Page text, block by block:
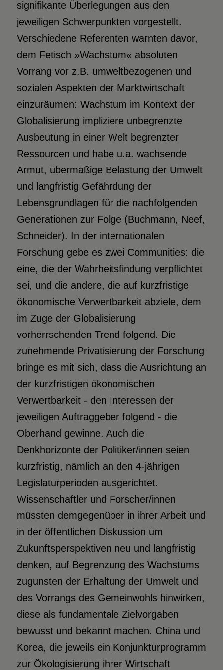
signifikante Überlegungen aus den
jeweiligen Schwerpunkten vorgestellt.
Verschiedene Referenten warnten davor,
dem Fetisch »Wachstum« absoluten
Vorrang vor z.B. umweltbezogenen und
sozialen Aspekten der Marktwirtschaft
einzuräumen: Wachstum im Kontext der
Globalisierung impliziere unbegrenzte
Ausbeutung in einer Welt begrenzter
Ressourcen und habe u.a. wachsende
Armut, übermäßige Belastung der Umwelt
und langfristig Gefährdung der
Lebensgrundlagen für die nachfolgenden
Generationen zur Folge (Buchmann, Neef,
Schneider). In der internationalen
Forschung gebe es zwei Communities: die
eine, die der Wahrheitsfindung verpflichtet
sei, und die andere, die auf kurzfristige
ökonomische Verwertbarkeit abziele, dem
im Zuge der Globalisierung
vorherrschenden Trend folgend. Die
zunehmende Privatisierung der Forschung
bringe es mit sich, dass die Ausrichtung an
der kurzfristigen ökonomischen
Verwertbarkeit - den Interessen der
jeweiligen Auftraggeber folgend - die
Oberhand gewinne. Auch die
Denkhorizonte der Politiker/innen seien
kurzfristig, nämlich an den 4-jährigen
Legislaturperioden ausgerichtet.
Wissenschaftler und Forscher/innen
müssten demgegenüber in ihrer Arbeit und
in der öffentlichen Diskussion um
Zukunftsperspektiven neu und langfristig
denken, auf Begrenzung des Wachstums
zugunsten der Erhaltung der Umwelt und
des Vorrangs des Gemeinwohls hinwirken,
diese als fundamentale Zielvorgaben
bewusst und bekannt machen. China und
Korea, die jeweils ein Konjunkturprogramm
zur Ökologisierung ihrer Wirtschaft